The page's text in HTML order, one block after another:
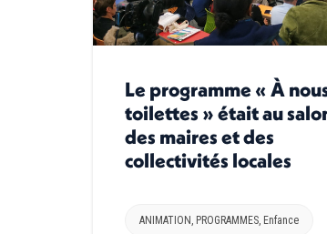
Le programme « À
toilettes » était au
des maires et des
collectivités locales
ANIMATION , PROGRAMMES, Enfance